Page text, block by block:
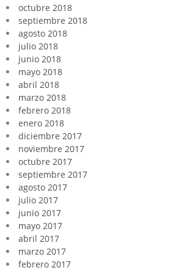
octubre 2018
septiembre 2018
agosto 2018
julio 2018
junio 2018
mayo 2018
abril 2018
marzo 2018
febrero 2018
enero 2018
diciembre 2017
noviembre 2017
octubre 2017
septiembre 2017
agosto 2017
julio 2017
junio 2017
mayo 2017
abril 2017
marzo 2017
febrero 2017